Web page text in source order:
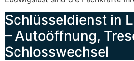
Schlüsseldienst in
– Autoöffnung,
Schlosswechsel